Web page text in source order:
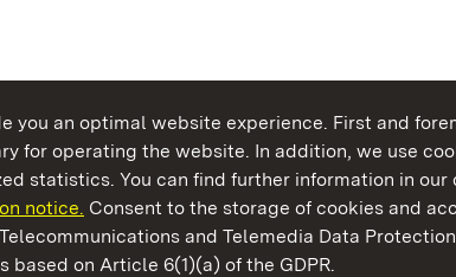
you an optimal website experience. First and
for operating the website. In addition, we use
statistics. You can find further information in our
notice. Consent to the storage of cookies and
and Telemedia Data
on Article 6(1)(a) of the GDPR.
of Baden-Wuerttemberg